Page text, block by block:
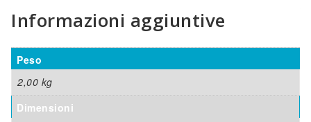
Informazioni aggiuntive
Peso
2,00 kg
Dimensioni